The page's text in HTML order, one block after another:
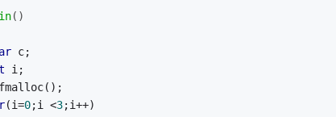
()
c;
i;
(i=0;i <3;i++)